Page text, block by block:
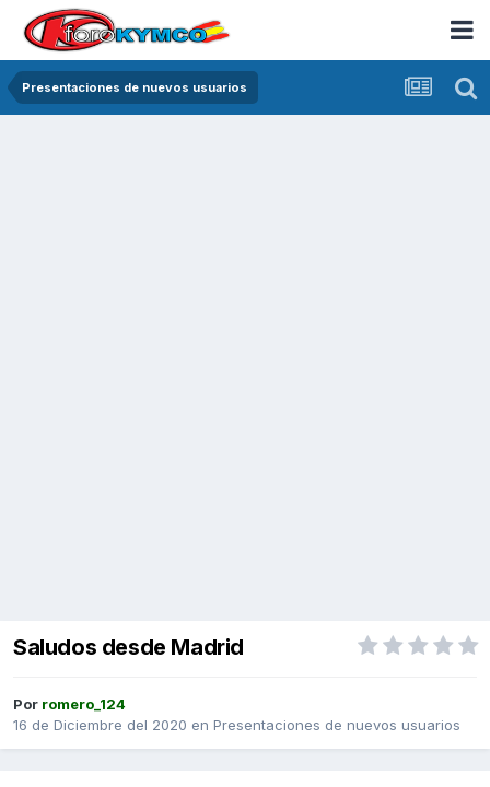
Presentaciones de nuevos usuarios
Saludos desde Madrid
Por romero_124
16 de Diciembre del 2020 en Presentaciones de nuevos usuarios